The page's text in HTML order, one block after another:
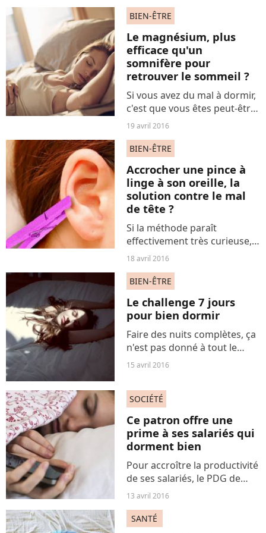
BIEN-ÊTRE
Le magnésium, plus
efficace qu'un
somnifère pour
retrouver le sommeil ?
Si vous avez du mal à dormir,
c'est que vous êtes peut-être
en manque de magnésium.
récente étude, ce minéral
serait essentiel pour le bon
fonctionnement...
19 avril 2016
BIEN-ÊTRE
Accrocher une pince à
linge à son oreille, la
solution contre le mal
de tête ?
Si la méthode paraît
effectivement très curieuse,
placer une pince à linge sur
au lit permettrait pourtant de
guérir de certains maux.
Explications.
18 avril 2016
BIEN-ÊTRE
Le challenge 7 jours
pour bien dormir
Faire des nuits complètes, ça
n'est pas donné à tout le
monde. Pour remettre les
réussir à trouver un sommeil
réparateur, voici un challenge
à réaliser en...
15 avril 2016
SOCIÉTÉ
Ce patron offre une
prime à ses salariés qui
dorment bien
Pour accroître la productivité
de ses salariés, le PDG de
l'entreprise américaine Aetna
dormir plus. Ils recevront 25
13 avril 2016
SANTÉ